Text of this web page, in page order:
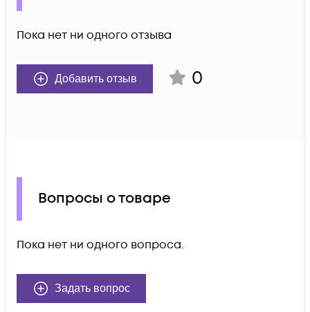
Пока нет ни одного отзыва
Добавить отзыв 0
Вопросы о товаре
Пока нет ни одного вопроса.
Задать вопрос